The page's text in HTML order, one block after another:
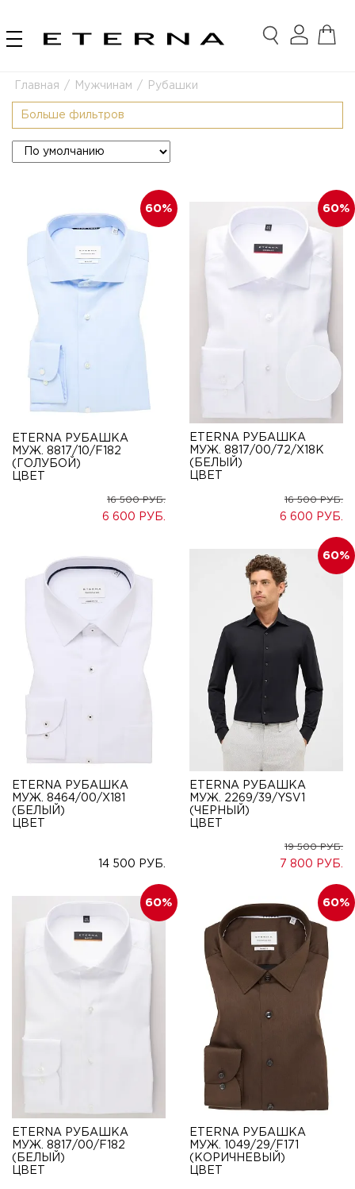
Главная / Мужчинам / Рубашки
Больше фильтров
60
ETERNA РУБАШКА
МУЖ. 8817/10/F182
(ГОЛУБОЙ)
ЦВЕТ
16 500
6 600
60
ETERNA РУБАШКА
МУЖ. 8817/00/72/X18K
(БЕЛЫЙ)
ЦВЕТ
16 500
6 600
ETERNA РУБАШКА
МУЖ. 8464/00/X181
(БЕЛЫЙ)
ЦВЕТ
14 500
60
ETERNA РУБАШКА
МУЖ. 2269/39/YSV1
(ЧЕРНЫЙ)
ЦВЕТ
19 500
7 800
60
ETERNA РУБАШКА
МУЖ. 8817/00/F182
(БЕЛЫЙ)
ЦВЕТ
60
ETERNA РУБАШКА
МУЖ. 1049/29/F171
(КОРИЧНЕВЫЙ)
ЦВЕТ